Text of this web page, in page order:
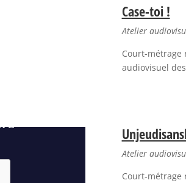
Case-toi !
Atelier
Court-métrage
audiovisuel des
Atelier
Court-métrage